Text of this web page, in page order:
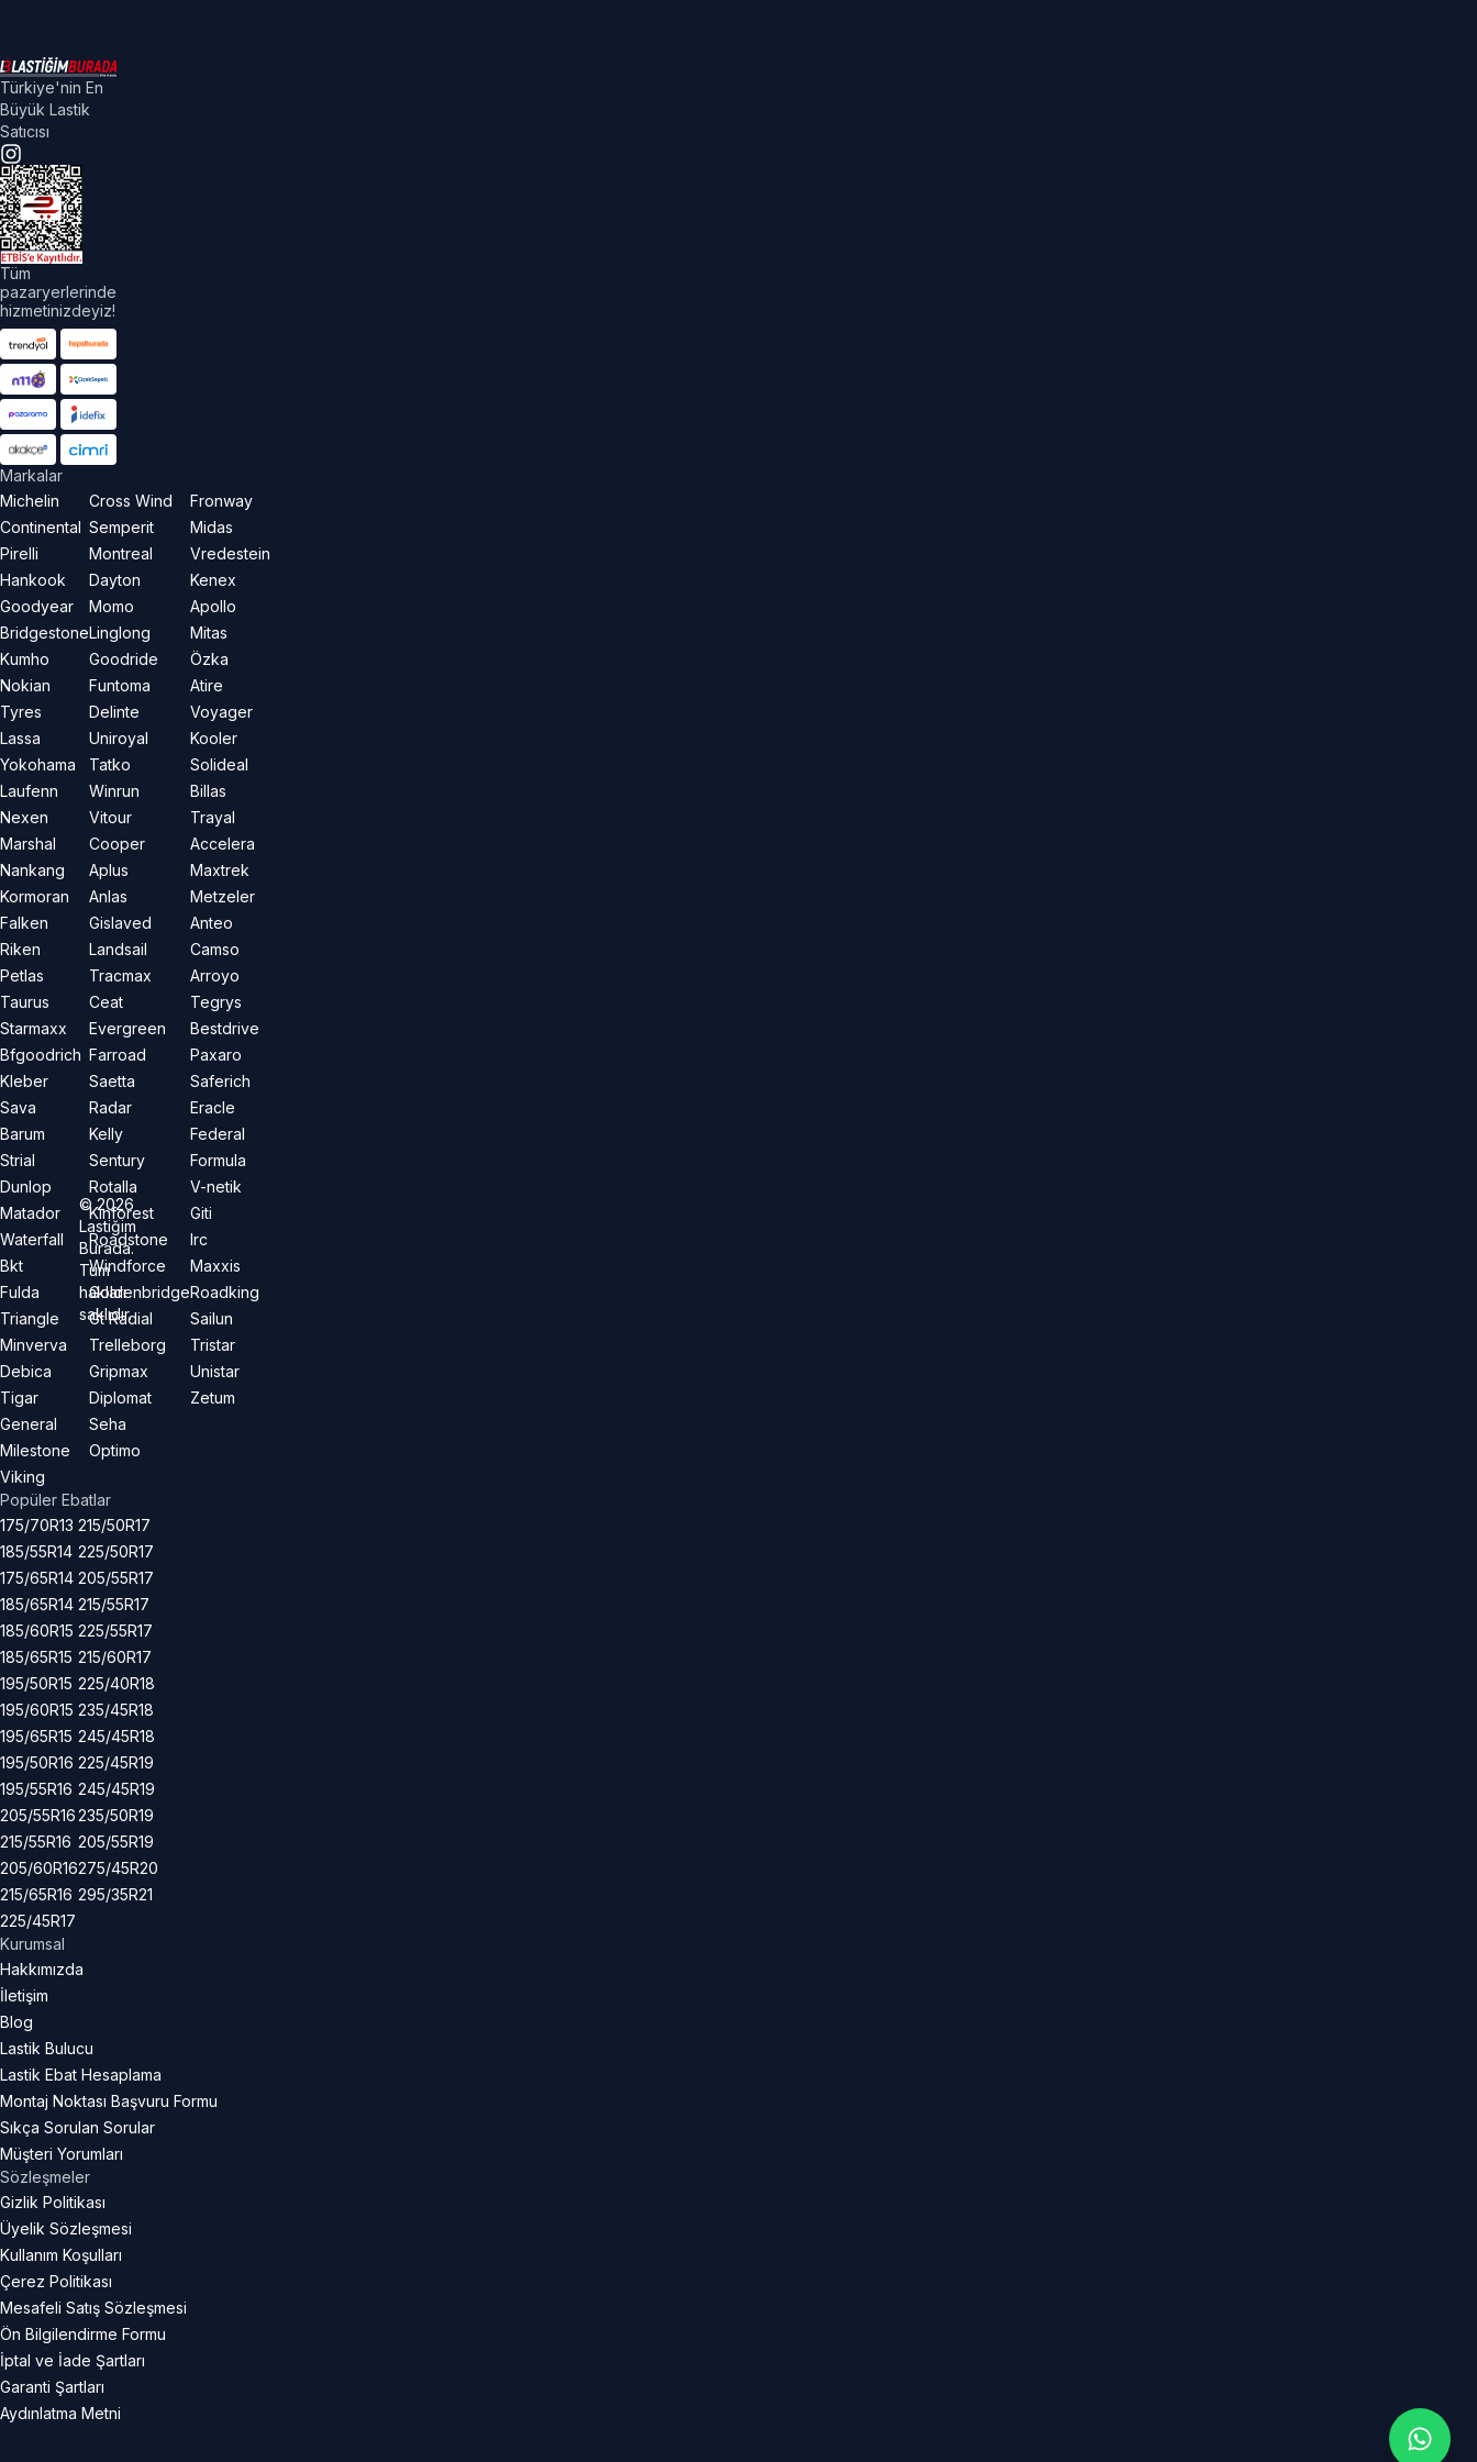
Türkiye'nin En
Büyük Lastik
Satıcısı
Tüm
pazaryerlerinde
hizmetinizdeyiz!
Markalar
Michelin
Continental
Pirelli
Hankook
Goodyear
Bridgestone
Kumho
Nokian
Tyres
Lassa
Yokohama
Laufenn
Nexen
Marshal
Nankang
Kormoran
Falken
Riken
Petlas
Taurus
Starmaxx
Bfgoodrich
Kleber
Sava
Barum
Strial
Dunlop
Matador
Waterfall
Bkt
Fulda
Triangle
Minverva
Debica
Tigar
General
Milestone
Viking
Cross Wind
Semperit
Montreal
Dayton
Momo
Linglong
Goodride
Funtoma
Delinte
Uniroyal
Tatko
Winrun
Vitour
Cooper
Aplus
Anlas
Gislaved
Landsail
Tracmax
Ceat
Evergreen
Farroad
Saetta
Radar
Kelly
Sentury
Rotalla
Kinforest
Roadstone
Windforce
Goldenbridge
Gt Radial
Trelleborg
Gripmax
Diplomat
Seha
Optimo
Fronway
Midas
Vredestein
Kenex
Apollo
Mitas
Özka
Atire
Voyager
Kooler
Solideal
Billas
Trayal
Accelera
Maxtrek
Metzeler
Anteo
Camso
Arroyo
Tegrys
Bestdrive
Paxaro
Saferich
Eracle
Federal
Formula
V-netik
Giti
Irc
Maxxis
Roadking
Sailun
Tristar
Unistar
Zetum
Popüler Ebatlar
175/70R13
185/55R14
175/65R14
185/65R14
185/60R15
185/65R15
195/50R15
195/60R15
195/65R15
195/50R16
195/55R16
205/55R16
215/55R16
205/60R16
215/65R16
225/45R17
215/50R17
225/50R17
205/55R17
215/55R17
225/55R17
215/60R17
225/40R18
235/45R18
245/45R18
225/45R19
245/45R19
235/50R19
205/55R19
275/45R20
295/35R21
Kurumsal
Hakkımızda
İletişim
Blog
Lastik Bulucu
Lastik Ebat Hesaplama
Montaj Noktası Başvuru Formu
Sıkça Sorulan Sorular
Müşteri Yorumları
Sözleşmeler
Gizlik Politikası
Üyelik Sözleşmesi
Kullanım Koşulları
Çerez Politikası
Mesafeli Satış Sözleşmesi
Ön Bilgilendirme Formu
İptal ve İade Şartları
Garanti Şartları
Aydınlatma Metni
©2026
Lastiğim
Burada.
Tüm
hakları
saklıdır.